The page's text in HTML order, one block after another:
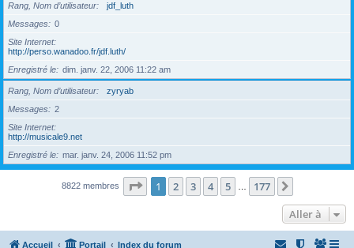
Rang, Nom d’utilisateur
jdf_luth
Messages
0
Site Internet
http://perso.wanadoo.fr/jdf.luth/
Enregistré le
dim. janv. 22, 2006 11:22 am
Rang, Nom d’utilisateur
zyryab
Messages
2
Site Internet
http://musicale9.net
Enregistré le
mar. janv. 24, 2006 11:52 pm
8822 membres Page 1sur177
1 2 3 4 5 177
Aller à
Accueil Portail Index du forum